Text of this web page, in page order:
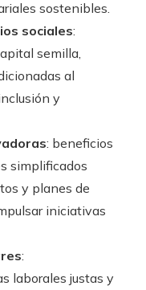
sostenibles.
sociales:
semilla,
al
y
: beneficios
simplificados
y planes de
iniciativas
:
laborales justas y